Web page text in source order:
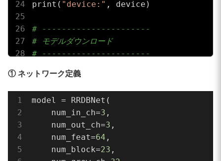
print( "device:" , device)
# ----------------------
# モデルダウンロード
# ----------------------
    print(
    urlretrieve(model_url, model_name)
    print(
"downloaded:"
# ----------------------
# ネットワーク定義 (x4)
# ----------------------
① ネットワーク定義
model = RRDBNet(
    num_in_ch=
3 ,
    num_out_ch=
3 ,
    num_feat=
64 ,
    num_block=
23 ,